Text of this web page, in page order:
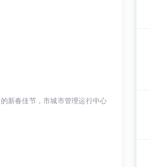
新春佳节，市城市管理运行中心